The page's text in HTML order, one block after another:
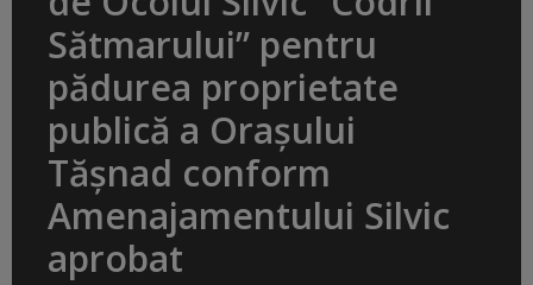
Sătmarului” pentru
pădurea proprietate
publică a Oraşului
Tăşnad conform
Amenajamentului Silvic
aprobat